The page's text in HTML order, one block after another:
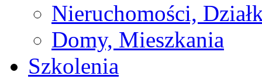
Nieruchomości,
Domy, Mieszkania
Szkolenia